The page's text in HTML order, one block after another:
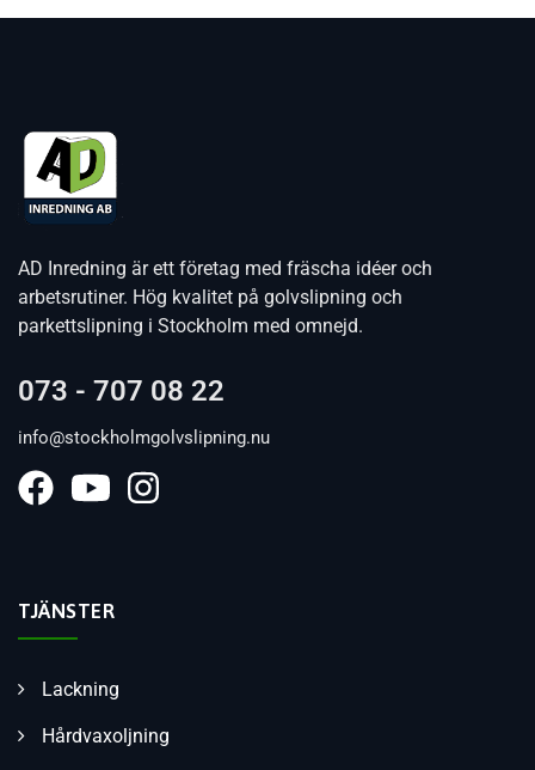
AD Inredning är ett företag med fräscha idéer och
arbetsrutiner. Hög kvalitet på golvslipning och
parkettslipning i Stockholm med omnejd.
073 - 707 08 22
info@stockholmgolvslipning.nu
TJÄNSTER
Lackning
Hårdvaxoljning